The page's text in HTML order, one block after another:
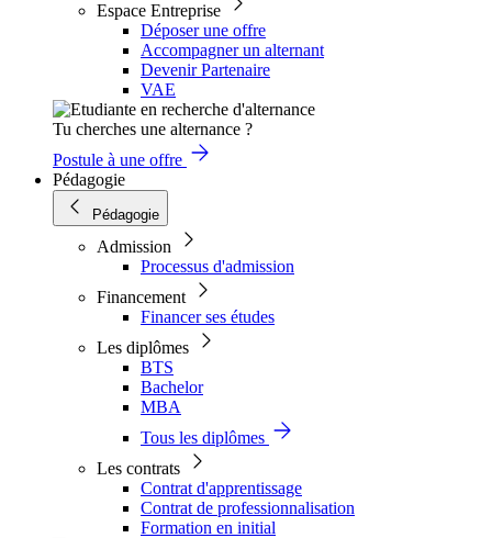
Espace Entreprise
Déposer une offre
Accompagner un alternant
Devenir Partenaire
VAE
Tu cherches une alternance ?
Postule à une offre
Pédagogie
Pédagogie
Admission
Processus d'admission
Financement
Financer ses études
Les diplômes
BTS
Bachelor
MBA
Tous les diplômes
Les contrats
Contrat d'apprentissage
Contrat de professionnalisation
Formation en initial